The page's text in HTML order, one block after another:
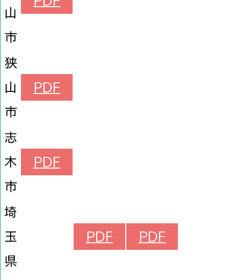
山
市
狭
山
市
PDF
志
木
市
PDF
埼
玉
県
PDF PDF